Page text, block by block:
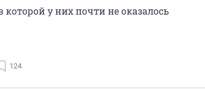
у них почти не оказалось
124